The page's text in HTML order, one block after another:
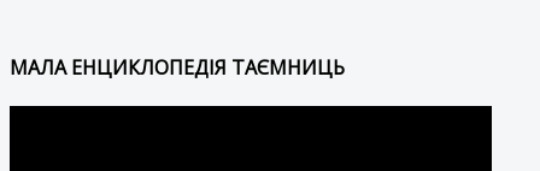
МАЛА ЕНЦИКЛОПЕДІЯ ТАЄМНИЦЬ